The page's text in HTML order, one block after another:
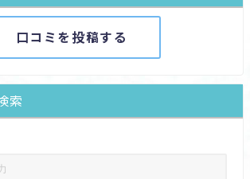
口コミを投稿する
索